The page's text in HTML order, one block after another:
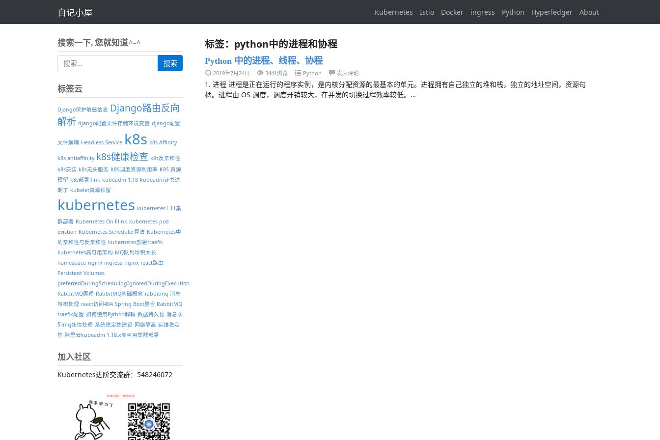
自记小屋 Kubernetes Istio Docker ingress Python Hyperledger About
标签：python中的进程和协程
Python 中的进程、线程、协程
2019年7月24日 3441浏览 Python 发表评论
1. 进程 进程是正在运行的程序实例，是内核分配资源的最基本的单元。进程拥有自己独立的堆和栈，独立的地址空间，资源句
柄。进程由 OS 调度，调度开销较大，在并发的切换过程效率较低。…
搜索一下, 您就知道^-^
标签云
Django保护敏感信息 Django路由反向
解析 django配置文件存储环境变量 django配置
文件解耦 Headless Service k8s k8s Affinity
k8s antiaffinity k8s健康检查 k8s反亲和性
k8s安装 k8s无头服务 K8S调度资源利用率 K8S 资源
预留 k8s部署flink kubeadm 1.18 kubeadm证书过
期了 kubelet资源预留
kubernetes kubernetes1.11集
群部署 Kubernetes On Flink kubernetes pod
eviction Kubernetes Scheduler算法 Kubernetes中
的亲和性与反亲和性 kubernetes部署traefik
kubernetes高可用架构 MQ队列堆积太长
namespace nginx ingress nginx react路由
Persistent Volumes
preferredDuringSchedulingIgnoredDuringExecution
RabbitMQ原理 RabbitMQ基础概念 rabbitmq 消息
堆积处理 react访问404 Spring Boot整合 RabbitMQ
traefik配置 如何使用Python解耦 数据持久化 消息队
列mq死信处理 系统稳定性建设 网络隔离 运维稳定
性 阿里云kubeadm 1.18.x高可用集群部署
加入社区
Kubernetes进阶交流群：548246072